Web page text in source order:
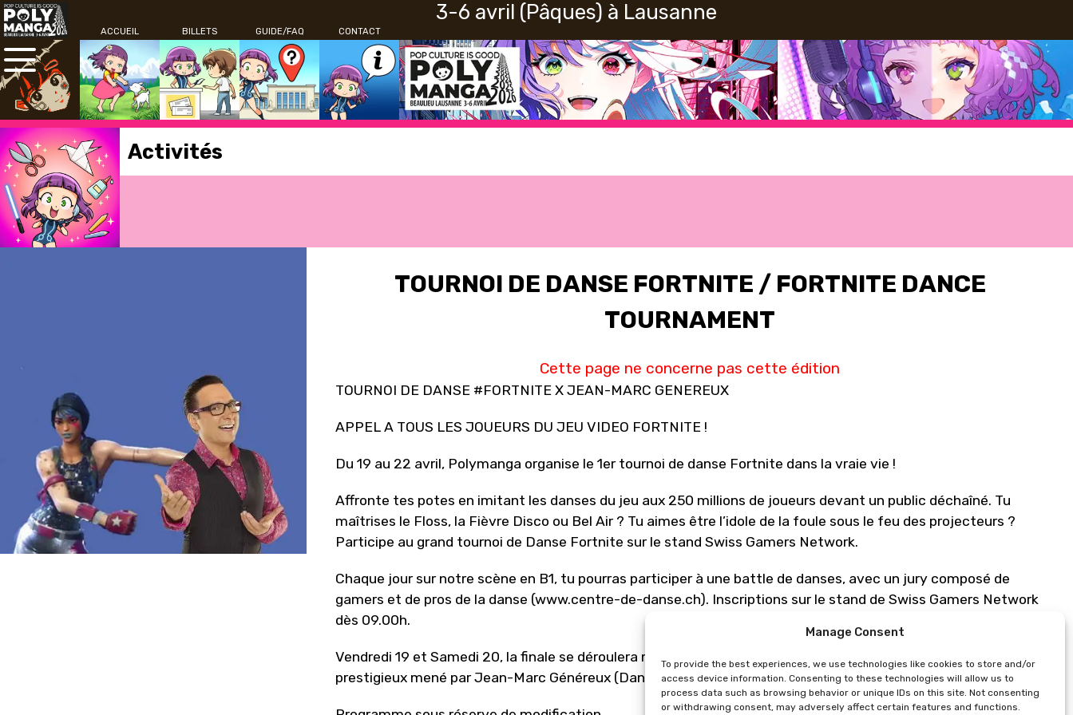
Manage Consent
To provide the best experiences, we use technologies like cookies to store and/or
access device information. Consenting to these technologies will allow us to
process data such as browsing behavior or unique IDs on this site. Not consenting
or withdrawing consent, may adversely affect certain features and functions.
3-6 avril (Pâques) à Lausanne
G
U
E
ACCUEIL BILLETS GUIDE/FAQ CONTACT
Activités
TOURNOI DE DANSE FORTNITE / FORTNITE DANCE
TOURNAMENT
Cette page ne concerne pas cette édition
TOURNOI DE DANSE #FORTNITE X JEAN-MARC GENEREUX
APPEL A TOUS LES JOUEURS DU JEU VIDEO FORTNITE !
Du 19 au 22 avril, Polymanga organise le 1er tournoi de danse Fortnite dans la vraie vie !
Affronte tes potes en imitant les danses du jeu aux 250 millions de joueurs devant un public déchaîné. Tu
maîtrises le Floss, la Fièvre Disco ou Bel Air ? Tu aimes être l’idole de la foule sous le feu des projecteurs ?
Participe au grand tournoi de Danse Fortnite sur le stand Swiss Gamers Network.
Chaque jour sur notre scène en B1, tu pourras participer à une battle de danses, avec un jury composé de
gamers et de pros de la danse (www.centre-de-danse.ch). Inscriptions sur le stand de Swiss Gamers Network
dès 09.00h.
Vendredi 19 et Samedi 20, la finale se déroulera même dans la mythique salle Stavinski face à un jury
prestigieux mené par Jean-Marc Généreux (Danse avec les Stars).